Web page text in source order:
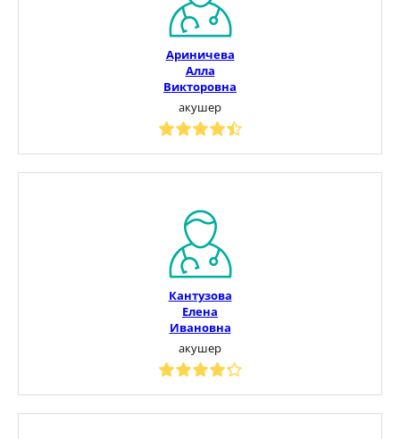
Ариничева
Алла
Викторовна
акушер
Кантузова
Елена
Ивановна
акушер